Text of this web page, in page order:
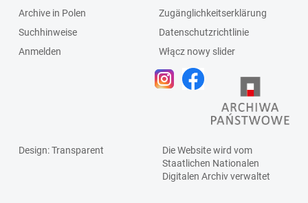
Archive in Polen
Suchhinweise
Anmelden
Zugänglichkeitserklärung
Datenschutzrichtlinie
Włącz nowy slider
Design: Transparent
Die Website wird vom
Staatlichen Nationalen
Digitalen Archivverwaltet